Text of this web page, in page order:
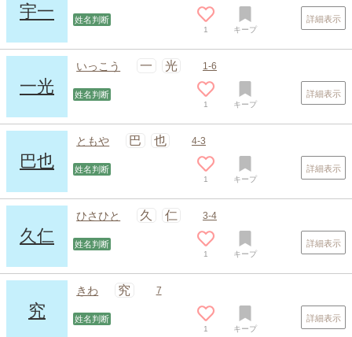
宇一 姓名判断
1 キープ
詳細表示
一光
いっこう 一 光 1-6
姓名判断
1 キープ
詳細表示
巴也
ともや 巴 也 4-3
姓名判断
1 キープ
詳細表示
久仁
ひさひと 久 仁 3-4
姓名判断
1 キープ
詳細表示
究
きわ 究 7
姓名判断
1 キープ
詳細表示